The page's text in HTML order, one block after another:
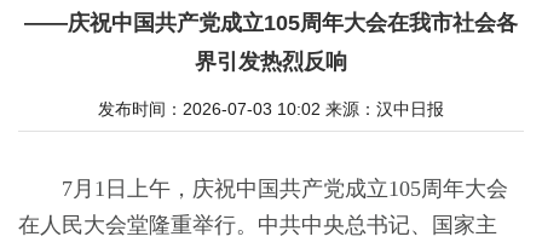
——庆祝中国共产党成立105周年大会在我市社会各
界引发热烈反响
发布时间：2026-07-03 10:02 来源： 汉中日报
7月1日上午，庆祝中国共产党成立105周年大会
在人民大会堂隆重举行。中共中央总书记、国家主